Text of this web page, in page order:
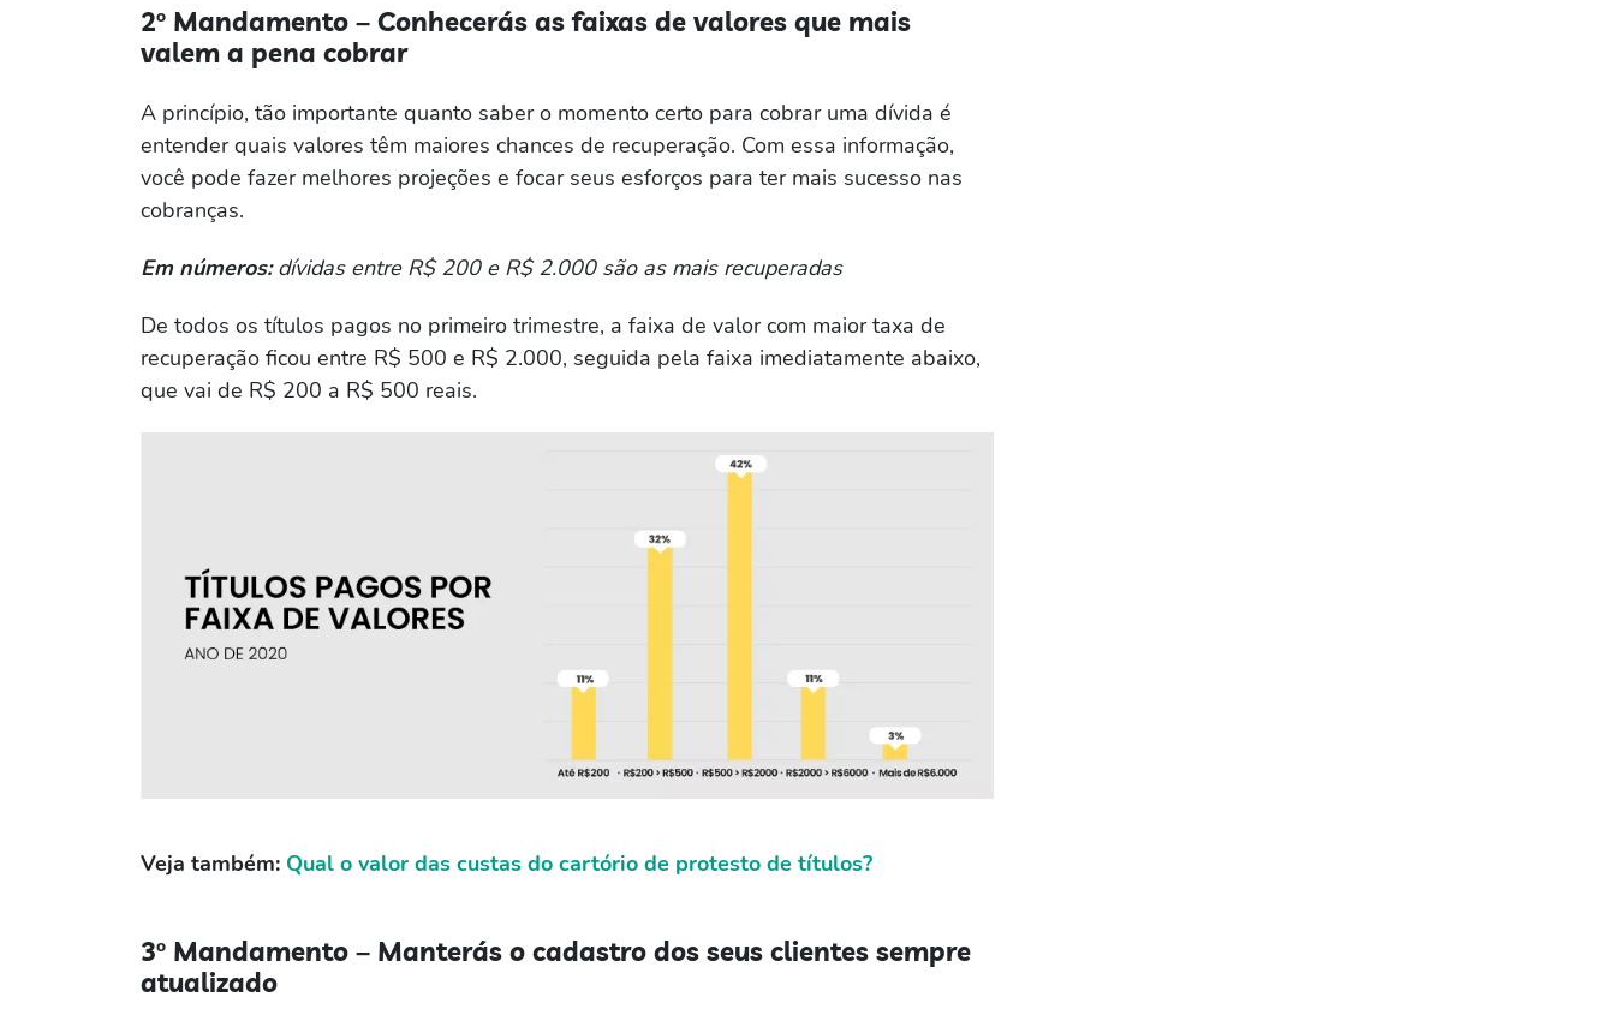
2º Mandamento – Conhecerás as faixas de valores que mais
valem a pena cobrar
A princípio, tão importante quanto saber o momento certo para cobrar uma dívida é
entender quais valores têm maiores chances de recuperação. Com essa informação,
você pode fazer melhores projeções e focar seus esforços para ter mais sucesso nas
cobranças.
Em números:dívidas entre R$ 200 e R$ 2.000 são as mais recuperadas
De todos os títulos pagos no primeiro trimestre, a faixa de valor com maior taxa de
recuperação ficou entre R$ 500 e R$ 2.000, seguida pela faixa imediatamente abaixo,
que vai de R$ 200 a R$ 500 reais.
Veja também: Qual o valor das custas do cartório de protesto de títulos?
3º Mandamento – Manterás o cadastro dos seus clientes sempre
atualizado